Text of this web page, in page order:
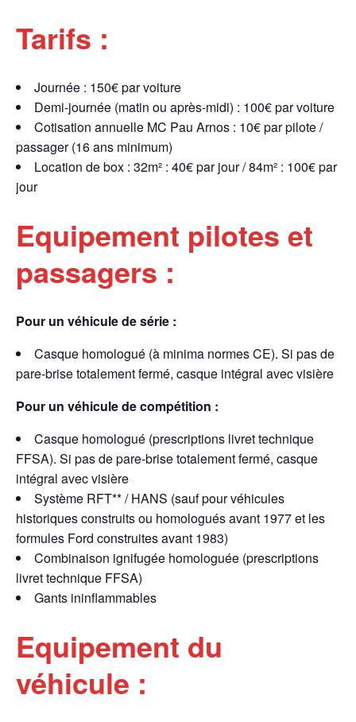
Tarifs :
Journée : 150€ par voiture
Demi-journée (matin ou après-midi) : 100€ par voiture
Cotisation annuelle MC Pau Arnos : 10€ par pilote /
passager (16 ans minimum)
Location de box : 32m² : 40€ par jour / 84m² : 100€ par
jour
Equipement pilotes et
passagers :
Pour un véhicule de série :
Casque homologué (à minima normes CE). Si pas de
pare-brise totalement fermé, casque intégral avec visière
Pour un véhicule de compétition :
Casque homologué (prescriptions livret technique
FFSA). Si pas de pare-brise totalement fermé, casque
intégral avec visière
Système RFT** / HANS (sauf pour véhicules
historiques construits ou homologués avant 1977 et les
formules Ford construites avant 1983)
Combinaison ignifugée homologuée (prescriptions
livret technique FFSA)
Gants ininflammables
Equipement du
véhicule :